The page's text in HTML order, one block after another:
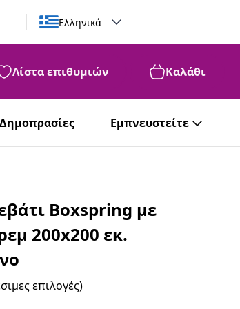
Ελληνικά
Λίστα επιθυμιών Καλάθι
Δημοπρασίες Εμπνευστείτε
Boxspring με
200x200 εκ.
επιλογές)